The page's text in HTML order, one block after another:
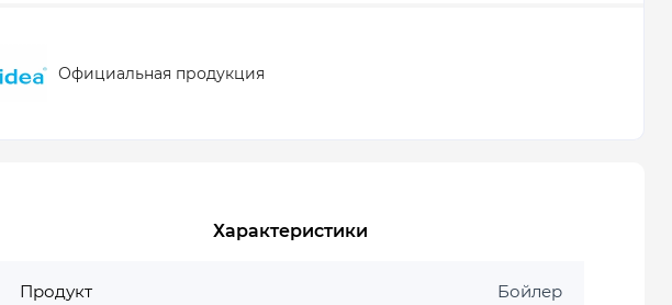
Официальная продукция
Характеристики
Продукт Бойлер